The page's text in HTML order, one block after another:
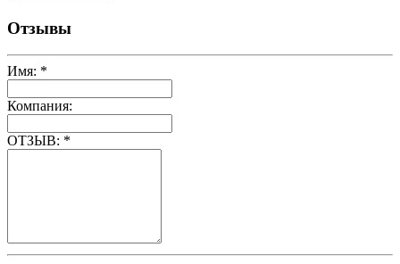
Отзывы
Имя: *
Компания:
ОТЗЫВ: *